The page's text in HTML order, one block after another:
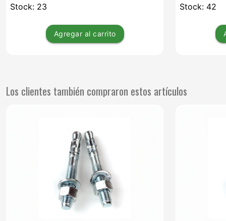
Stock: 23
Agregar al carrito
Stock: 42
Los clientes también compraron estos artículos